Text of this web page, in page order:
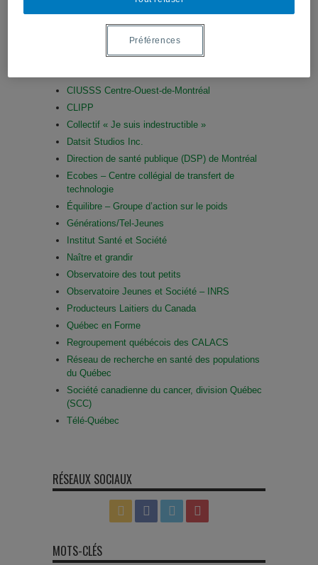
Association pour la santé publique du Québec
CIUSSS Centre-Ouest-de-Montréal
CLIPP
Collectif « Je suis indestructible »
Datsit Studios Inc.
Direction de santé publique (DSP) de Montréal
Ecobes – Centre collégial de transfert de
technologie
Équilibre – Groupe d’action sur le poids
Générations/Tel-Jeunes
Institut Santé et Société
Naître et grandir
Observatoire des tout petits
Observatoire Jeunes et Société – INRS
Producteurs Laitiers du Canada
Québec en Forme
Regroupement québécois des CALACS
Réseau de recherche en santé des populations
du Québec
Société canadienne du cancer, division Québec
(SCC)
Télé-Québec
RÉSEAUX SOCIAUX
MOTS-CLÉS
Préférences